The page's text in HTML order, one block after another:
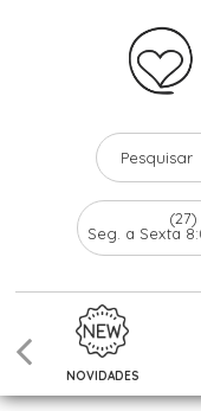
(27)
Seg. a Sexta
NOVIDADES